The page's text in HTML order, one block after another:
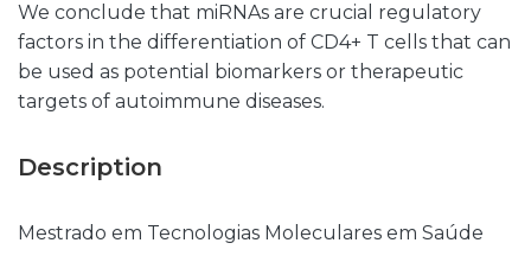
We conclude that miRNAs are crucial regulatory
factors in the differentiation of CD4+ T cells that can
be used as potential biomarkers or therapeutic
targets of autoimmune diseases.
Description
Mestrado em Tecnologias Moleculares em Saúde